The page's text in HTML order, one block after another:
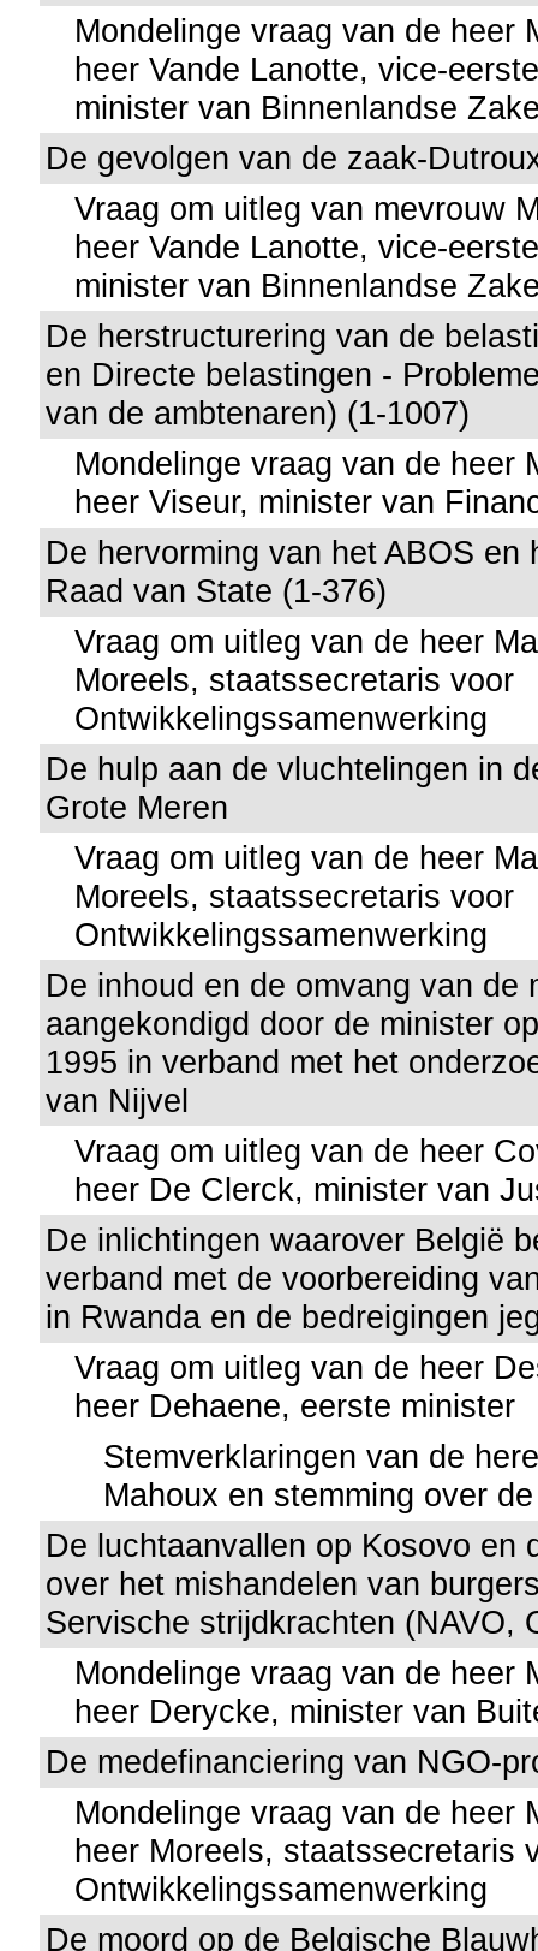
Mondelinge vraag van de heer
heer Vande Lanotte, vice-
minister van Binnenlandse
De gevolgen van de zaak-
Vraag om uitleg van mevrouw
heer Vande Lanotte, vice-
minister van Binnenlandse
De herstructurering van de
en Directe belastingen -
van de ambtenaren) (1-1007)
Mondelinge vraag van de heer
heer Viseur, minister van
De hervorming van het ABOS en
Raad van State (1-376)
Vraag om uitleg van de heer
Moreels, staatssecretaris voor
Ontwikkelingssamenwerking
De hulp aan de vluchtelingen in
Grote Meren
Vraag om uitleg van de heer
Moreels, staatssecretaris voor
Ontwikkelingssamenwerking
De inhoud en de omvang van de
aangekondigd door de minister
1995 in verband met het
van Nijvel
Vraag om uitleg van de heer
heer De Clerck, minister van
De inlichtingen waarover België
verband met de voorbereiding
in Rwanda en de bedreigingen
Vraag om uitleg van de heer
heer Dehaene, eerste minister
Stemverklaringen van de
Mahoux en stemming over
De luchtaanvallen op Kosovo en
over het mishandelen van
Servische strijdkrachten (NAVO,
Mondelinge vraag van de heer
heer Derycke, minister van
De medefinanciering van NGO-
Mondelinge vraag van de heer
heer Moreels, staatssecretaris
Ontwikkelingssamenwerking
De moord op de Belgische